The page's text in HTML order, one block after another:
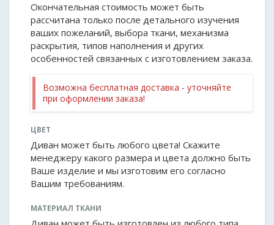
Окончательная стоимость может быть
рассчитана только после детального изучения
ваших пожеланий, выбора ткани, механизма
раскрытия, типов наполнения и других
особенностей связанных с изготовлением заказа.
Возможна бесплатная доставка - уточняйте
при оформлении заказа!
ЦВЕТ
Диван может быть любого цвета! Скажите
менеджеру какого размера и цвета должно быть
Ваше изделие и мы изготовим его согласно
Вашим требованиям.
МАТЕРИАЛ ТКАНИ